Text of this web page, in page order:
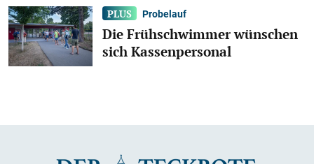
Probelauf
Die Frühschwimmer wünschen
sich Kassenpersonal